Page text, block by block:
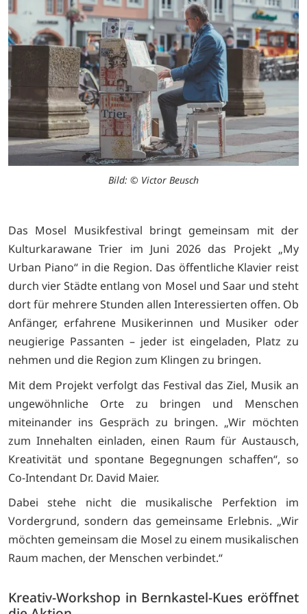
Bild: © Victor Beusch
Das Mosel Musikfestival bringt gemeinsam mit der
Kulturkarawane Trier im Juni 2026 das Projekt „My
Urban Piano“ in die Region. Das öffentliche Klavier reist
durch vier Städte entlang von Mosel und Saar und steht
dort für mehrere Stunden allen Interessierten offen. Ob
Anfänger, erfahrene Musikerinnen und Musiker oder
neugierige Passanten – jeder ist eingeladen, Platz zu
nehmen und die Region zum Klingen zu bringen.
Mit dem Projekt verfolgt das Festival das Ziel, Musik an
ungewöhnliche Orte zu bringen und Menschen
miteinander ins Gespräch zu bringen. „Wir möchten
zum Innehalten einladen, einen Raum für Austausch,
Kreativität und spontane Begegnungen schaffen“, so
Co-Intendant Dr. David Maier.
Dabei stehe nicht die musikalische Perfektion im
Vordergrund, sondern das gemeinsame Erlebnis. „Wir
möchten gemeinsam die Mosel zu einem musikalischen
Raum machen, der Menschen verbindet.“
Kreativ-Workshop in Bernkastel-Kues eröffnet